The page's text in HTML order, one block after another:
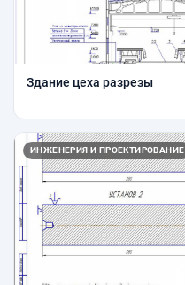
Здание цеха разрезы
ИНЖЕНЕРИЯ И ПРОЕКТИРОВАНИЕ